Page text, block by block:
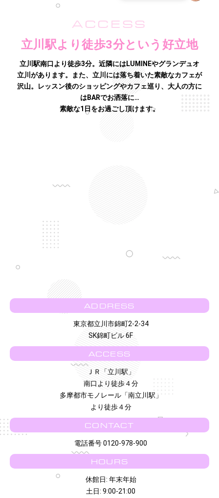
ACCESS
立川駅より徒歩3分という好立地
立川駅南口より徒歩3分。近隣にはLUMINEやグランデュオ
立川があります。また、立川には落ち着いた素敵なカフェが
沢山。
レッスン後のショッピングやカフェ巡り、大人の方に
はBARでお洒落に…
素敵な1日をお過ごし頂けます。
ADDRESS
東京都立川市錦町2-2-34
SK錦町ビル 6F
ACCESS
ＪＲ「立川駅」
南口より徒歩４分
多摩都市モノレール「南立川駅」
より徒歩４分
CONTACT
電話番号 0120-978-900
HOURS
休館日: 年末年始
土日: 9:00-21:00